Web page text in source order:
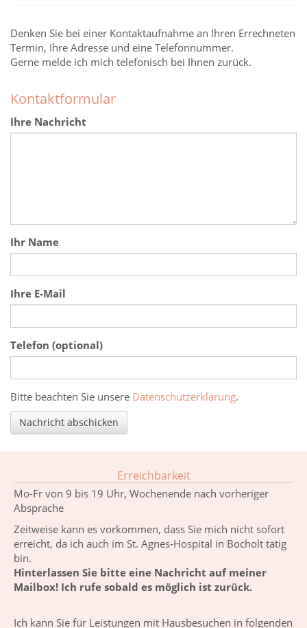
Denken Sie bei einer Kontaktaufnahme an Ihren Errechneten
Termin, Ihre Adresse und eine Telefonnummer.
Gerne melde ich mich telefonisch bei Ihnen zurück.
Kontaktformular
Ihre Nachricht
Ihr Name
Ihre E-Mail
Telefon (optional)
Was ist eins plus drei?
Bitte beachten Sie unsere Datenschutzerklärung.
Nachricht abschicken
Erreichbarkeit
Mo-Fr von 9 bis 19 Uhr, Wochenende nach vorheriger
Absprache
Zeitweise kann es vorkommen, dass Sie mich nicht sofort
erreicht, da ich auch im St. Agnes-Hospital in Bocholt tätig
bin.
Hinterlassen Sie bitte eine Nachricht auf meiner
Mailbox! Ich rufe sobald es möglich ist zurück.
Ich kann Sie für Leistungen mit Hausbesuchen in folgenden